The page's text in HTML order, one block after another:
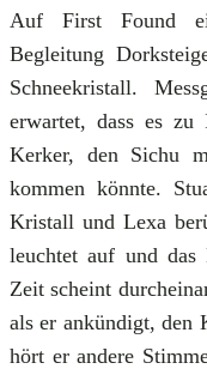
Auf First Found
Begleitung
Schneekristall.
erwartet, dass es zu
Kerker, den Sichu
kommen könnte.
Kristall und Lexa
leuchtet auf und
Zeit scheint
als er ankündigt, den
hört er andere